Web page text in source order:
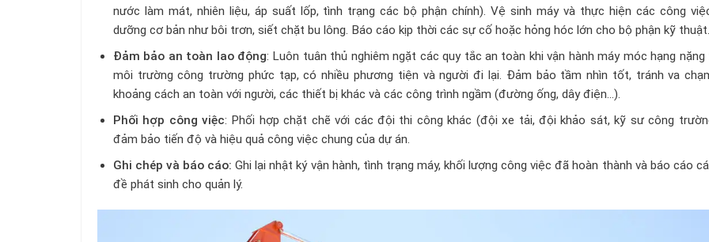
nước làm mát, nhiên liệu, áp suất lốp, tình trạng các bộ phận chính). Vệ sinh máy và thực hiện các công
dưỡng cơ bản như bôi trơn, siết chặt bu lông. Báo cáo kịp thời các sự cố hoặc hỏng hóc lớn cho bộ phận kỹ thuật.
Đảm bảo an toàn lao động: Luôn tuân thủ nghiêm ngặt các quy tắc an toàn khi vận hành máy móc hạng nặng
môi trường công trường phức tạp, có nhiều phương tiện và người đi lại. Đảm bảo tầm nhìn tốt, tránh va
khoảng cách an toàn với người, các thiết bị khác và các công trình ngầm (đường ống, dây điện…).
Phối hợp công việc: Phối hợp chặt chẽ với các đội thi công khác (đội xe tải, đội khảo sát, kỹ sư công
đảm bảo tiến độ và hiệu quả công việc chung của dự án.
Ghi chép và báo cáo: Ghi lại nhật ký vận hành, tình trạng máy, khối lượng công việc đã hoàn thành và báo cáo
đề phát sinh cho quản lý.